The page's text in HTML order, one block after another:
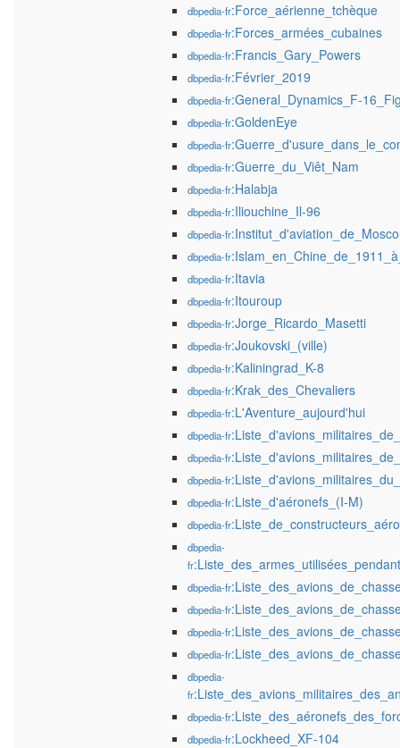
dbpedia-fr:Force_aérienne_tchèque
dbpedia-fr:Forces_armées_cubaines
dbpedia-fr:Francis_Gary_Powers
dbpedia-fr:Février_2019
dbpedia-fr:General_Dynamics_F-
dbpedia-fr:GoldenEye
dbpedia-fr
dbpedia-fr:Guerre_du_Viêt_Nam
dbpedia-fr:Halabja
dbpedia-fr:Iliouchine_Il-96
dbpedia-fr
dbpedia-fr
dbpedia-fr:Itavia
dbpedia-fr:Itouroup
dbpedia-fr:Jorge_Ricardo_Masetti
dbpedia-fr:Joukovski_(ville)
dbpedia-fr:Kaliningrad_K-8
dbpedia-fr:Krak_des_Chevaliers
dbpedia-fr:L'Aventure_aujourd'hui
dbpedia-fr
dbpedia-fr
dbpedia-fr
dbpedia-fr:Liste_d'aéronefs_(I-M)
dbpedia-fr
dbpedia-
fr
dbpedia-fr
dbpedia-fr
dbpedia-fr
dbpedia-fr
dbpedia-
fr
dbpedia-fr
dbpedia-fr:Lockheed_XF-104